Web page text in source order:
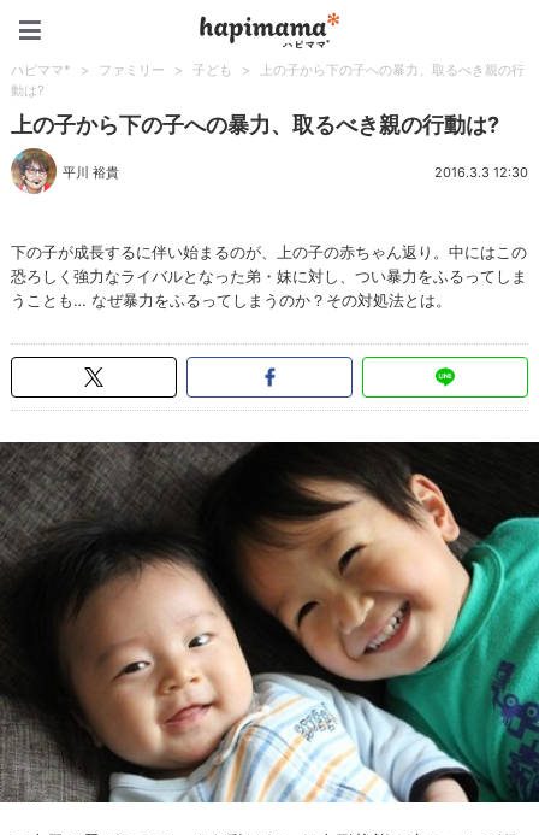
ハピママ* > ファミリー > 子ども >
上の子から下の子への暴力、取るべき親の行
動は?
上の子から下の子への暴力、取るべき親の行動は?
平川 裕貴 2016.3.3 12:30
下の子が成長するに伴い始まるのが、上の子の赤ちゃん返り。中にはこの
恐ろしく強力なライバルとなった弟・妹に対し、つい暴力をふるってしま
うことも… なぜ暴力をふるってしまうのか？その対処法とは。